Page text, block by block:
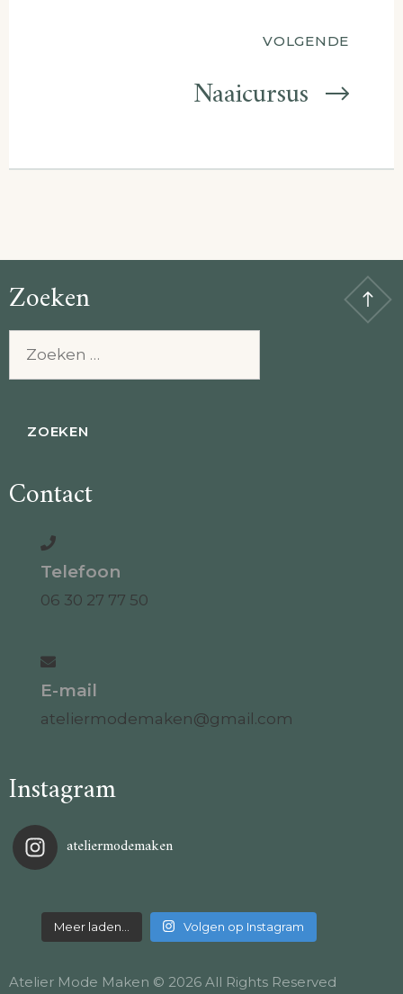
VOLGENDE
Naaicursus
Zoeken
Contact
Telefoon
06 30 27 77 50
E-mail
ateliermodemaken@gmail.com
Instagram
ateliermodemaken
Meer laden… Volgen op Instagram
Atelier Mode Maken © 2026 All Rights Reserved